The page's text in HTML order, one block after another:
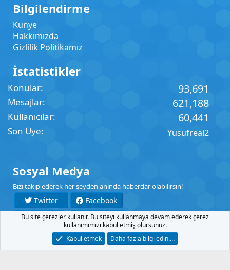
Bilgilendirme
Künye
Hakkımızda
Gizlilik Politikamız
İstatistikler
Konular 93,691
Mesajlar 621,188
Kullanıcılar 60,441
Son Üye Yusufreal2
Sosyal Medya
Bizi takip ederek her şeyden anında haberdar olabilirsin!
Twitter
Facebook
YouTube
Instagram
Şartlar Gizlilik Yardım Anasayfa
R
Bu site çerezler kullanır. Bu siteyi kullanmaya devam ederek çerez
kullanımımızı kabul etmiş olursunuz.
Kabul etmek
Daha fazla bilgi edin.…